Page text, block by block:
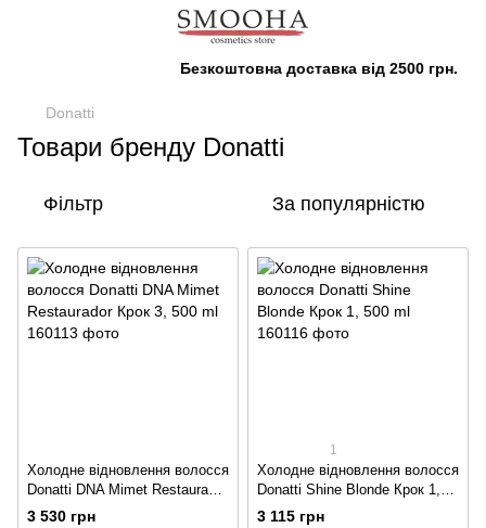
Безкоштовна доставка від 2500 грн.
Donatti
Товари бренду Donatti
Фільтр За популярністю
Холодне відновлення волосся
Donatti DNA Mimet Restaurador
Крок 3, 500 ml
3 530 грн
1
Холодне відновлення волосся
Donatti Shine Blonde Крок 1,
500 ml
3 115 грн